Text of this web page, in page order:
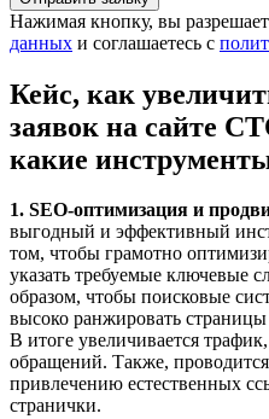
Нажимая кнопку, вы
данных и соглашаетесь с
Кейс, как
заявок на сайте
какие
1. SEO-оптимизация и
выгодный и эффективный
том, чтобы грамотно
указать требуемые ключевые
образом, чтобы поисковые
высоко ранжировать
В итоге увеличивается
обращений. Также,
привлечению естественных
странички.